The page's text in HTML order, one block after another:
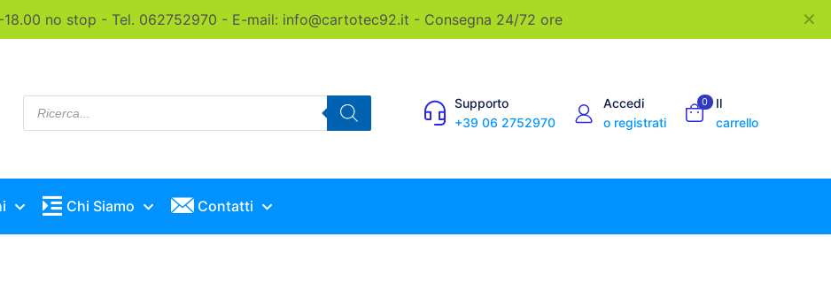
no stop - Tel. 062752970 - E-mail: info@cartotec92.it - Consegna 24/72 ore ✕
Products
search
Supporto
+39 06 2752970
Accedi
o registrati
0
Il
carrello
Chi Siamo Contatti